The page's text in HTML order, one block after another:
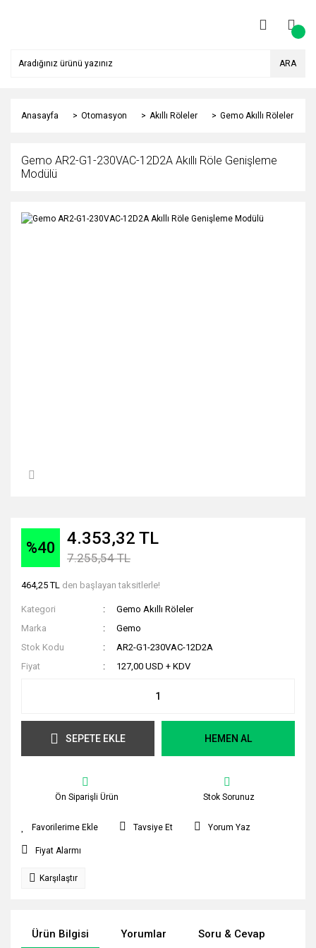
ARA
Anasayfa Otomasyon Akıllı Röleler Gemo Akıllı Röleler
Gemo AR2-G1-230VAC-12D2A Akıllı Röle Genişleme
Modülü
%40 4.353,32 TL
7.255,54 TL
464,25 TL den başlayan taksitlerle!
Kategori
Gemo Akıllı Röleler
Marka
Gemo
Stok Kodu
AR2-G1-230VAC-12D2A
Fiyat
127,00 USD + KDV
SEPETE EKLE HEMEN AL
Ön Siparişli Ürün Stok Sorunuz
Tavsiye Et Yorum Yaz
Fiyat Alarmı
Karşılaştır
Ürün Bilgisi Yorumlar Soru & Cevap